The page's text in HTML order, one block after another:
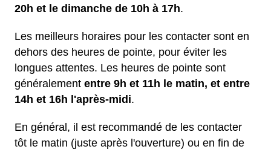
20h et le dimanche de 10h à 17h.
Les meilleurs horaires pour les contacter sont en
dehors des heures de pointe, pour éviter les
longues attentes. Les heures de pointe sont
généralement entre 9h et 11h le matin, et entre
14h et 16h l'après-midi.
En général, il est recommandé de les contacter
tôt le matin (juste après l'ouverture) ou en fin de